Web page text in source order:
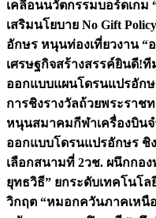
เคลื่อนนวัตกรรมบอร์ดเกม
เสริมนโยบาย No Gift Policy
อักษร หนุนท่องเที่ยวงาน “
เศรษฐกิจสร้างสรรค์ยินดี!ที
ออกแบบแผนโดรนแปรอักษ
การชิงรางวัลถ้วยพระราช
หนุนสมาคมกีฬาเครื่องบิน
ออกแบบโดรนแปรอักษร ชิ
เลือกสนามที่ 2วช. ผนึกกอ
ยุทธวิธี” ยกระดับเทคโนโ
วิกฤต “หมอกควันภาคเหนื